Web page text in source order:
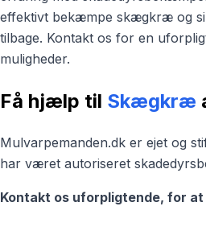
effektivt bekæmpe skægkræ og
tilbage. Kontakt os for en
muligheder.
Få hjælp til Skægkræ
Mulvarpemanden.dk er ejet og
har været autoriseret
Kontakt os uforpligtende, for